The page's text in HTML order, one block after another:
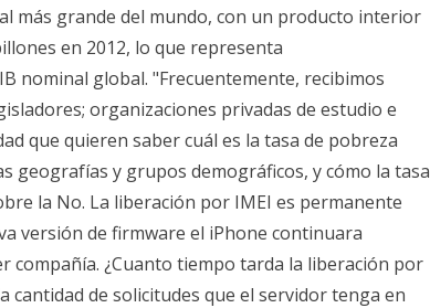
más grande del mundo, con un producto interior
en 2012, lo que representa
nominal global. "Frecuentemente, recibimos
organizaciones privadas de estudio e
que quieren saber cuál es la tasa de pobreza
geografías y grupos demográficos, y cómo la tasa
la No. La liberación por IMEI es permanente
versión de firmware el iPhone continuara
compañía. ¿Cuanto tiempo tarda la liberación por
cantidad de solicitudes que el servidor tenga en